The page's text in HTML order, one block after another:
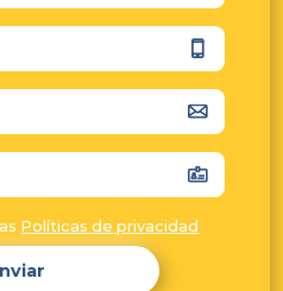
Políticas de privacidad